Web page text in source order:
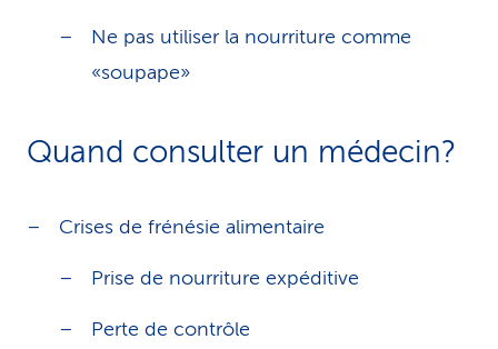
Ne pas utiliser la nourriture comme
«soupape»
Quand consulter un médecin?
Crises de frénésie alimentaire
Prise de nourriture expéditive
Perte de contrôle